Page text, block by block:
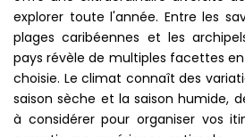
explorer toute l'année. Entre les
plages caribéennes et les
pays révèle de multiples facettes
choisie. Le climat connaît des
saison sèche et la saison humide,
à considérer pour organiser vos